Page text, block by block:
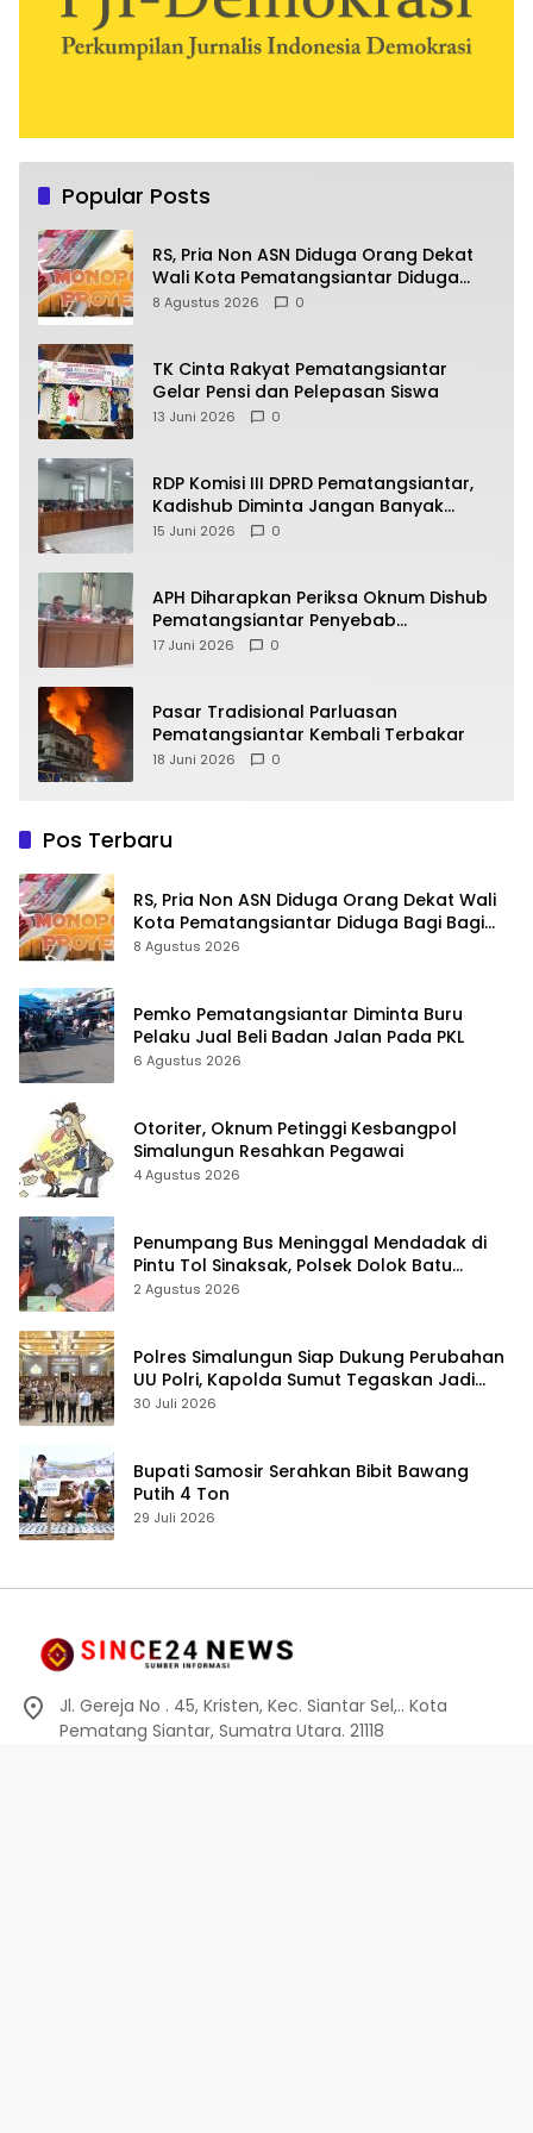
Popular Posts
RS, Pria Non ASN Diduga Orang Dekat
Wali Kota Pematangsiantar Diduga
Bagi Bagi Proyek ke Kontraktor
8 Agustus 2026 0
TK Cinta Rakyat Pematangsiantar
Gelar Pensi dan Pelepasan Siswa
13 Juni 2026 0
RDP Komisi III DPRD Pematangsiantar,
Kadishub Diminta Jangan Banyak
Alasan
15 Juni 2026 0
APH Diharapkan Periksa Oknum Dishub
Pematangsiantar Penyebab
Kebocoran PAD Retribusi Parkir
17 Juni 2026 0
Pasar Tradisional Parluasan
Pematangsiantar Kembali Terbakar
18 Juni 2026 0
Pos Terbaru
RS, Pria Non ASN Diduga Orang Dekat Wali
Kota Pematangsiantar Diduga Bagi Bagi
Proyek ke Kontraktor
8 Agustus 2026
Pemko Pematangsiantar Diminta Buru
Pelaku Jual Beli Badan Jalan Pada PKL
6 Agustus 2026
Otoriter, Oknum Petinggi Kesbangpol
Simalungun Resahkan Pegawai
4 Agustus 2026
Penumpang Bus Meninggal Mendadak di
Pintu Tol Sinaksak, Polsek Dolok Batu
Nanggar Gerak Cepat Olah TKP
2 Agustus 2026
Polres Simalungun Siap Dukung Perubahan
UU Polri, Kapolda Sumut Tegaskan Jadi
Fondasi Penguatan Profesionalisme dan
30 Juli 2026
Bupati Samosir Serahkan Bibit Bawang
Putih 4 Ton
29 Juli 2026
Jl. Gereja No . 45, Kristen, Kec. Siantar Sel,.. Kota
Pematang Siantar, Sumatra Utara. 21118